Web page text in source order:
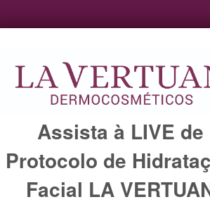
Assista à LIVE de
Protocolo de
Facial LA